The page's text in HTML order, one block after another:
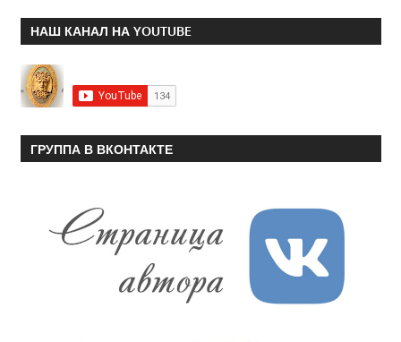
НАШ КАНАЛ НА YOUTUBE
ГРУППА В ВКОНТАКТЕ